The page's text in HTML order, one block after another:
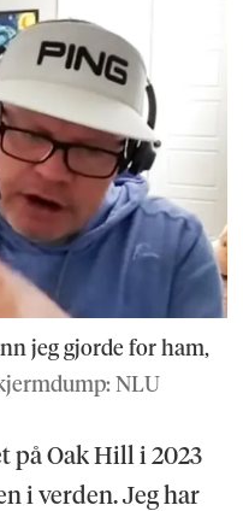
jeg gjorde for ham,
NLU
på Oak Hill i 2023
i verden. Jeg har